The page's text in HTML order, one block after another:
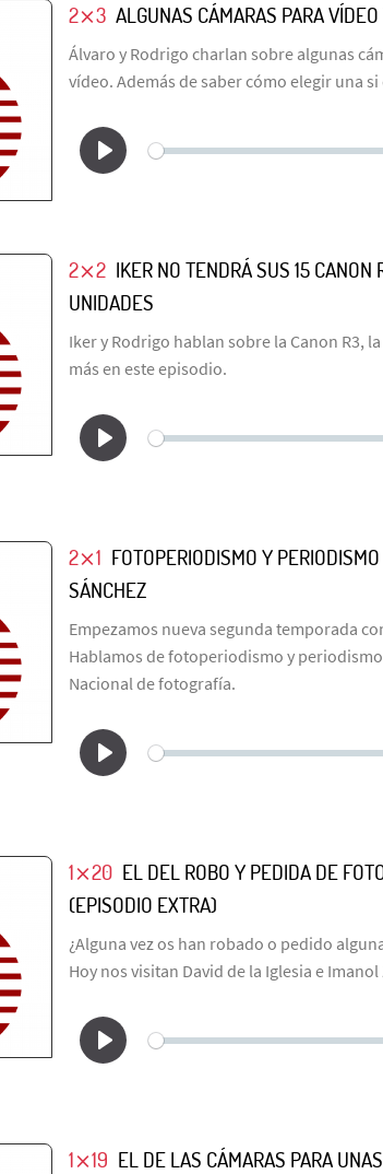
2⨯3 ALGUNAS CÁMARAS PARA
Álvaro y Rodrigo charlan sobre algunas
vídeo. Además de saber cómo elegir una
2⨯2 IKER NO TENDRÁ SUS 15 CANON
UNIDADES
Iker y Rodrigo hablan sobre la Canon R3,
más en este episodio.
2⨯1 FOTOPERIODISMO Y
SÁNCHEZ
Empezamos nueva segunda temporada
Hablamos de fotoperiodismo y
Nacional de fotografía.
1⨯20 EL DEL ROBO Y PEDIDA DE
(EPISODIO EXTRA)
¿Alguna vez os han robado o pedido
Hoy nos visitan David de la Iglesia e
1⨯19 EL DE LAS CÁMARAS PARA